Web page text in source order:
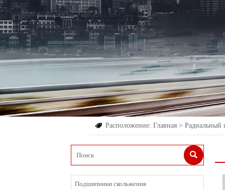
 Расположение:Главная >

Подшипники скольжения